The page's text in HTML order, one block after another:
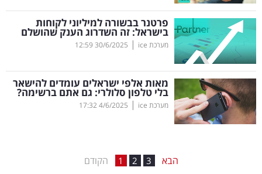
רכב
בריאות
תרבות
ופנאי
תיירות
פרטנר בבשורה למיליוני לקוחות
בישראל: זה השדרוג הענק שהושלם
מערכת ice |
30/6/2025
12:59
מאות אלפי ישראלים עומדים להישאר
בלי טלפון סלולרי: גם אתם ברשימה?
מערכת ice |
4/6/2025
17:32
הקודם 1 2 3 הבא